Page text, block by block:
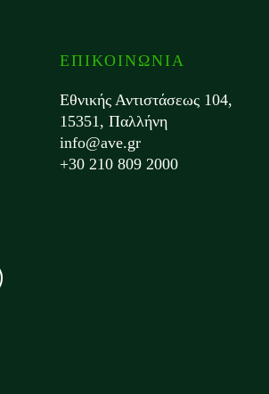
ΕΠΙΚΟΙΝΩΝΙΑ
Εθνικής Αντιστάσεως 104,
15351, Παλλήνη
info@ave.gr
+30 210 809 2000